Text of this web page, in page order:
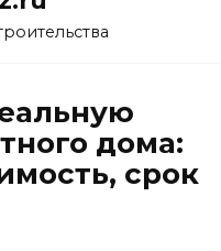
дома:
срок